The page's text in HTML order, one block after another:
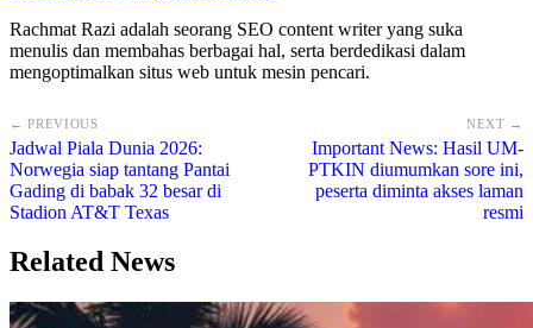
Rachmat Razi adalah seorang SEO content writer yang suka
menulis dan membahas berbagai hal, serta berdedikasi dalam
mengoptimalkan situs web untuk mesin pencari.
← PREVIOUS
Jadwal Piala Dunia 2026:
Norwegia siap tantang Pantai
Gading di babak 32 besar di
Stadion AT&T Texas
NEXT →
Important News: Hasil UM-
PTKIN diumumkan sore ini,
peserta diminta akses laman
resmi
Related News